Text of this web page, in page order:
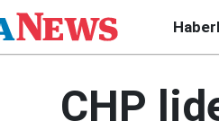
CHP